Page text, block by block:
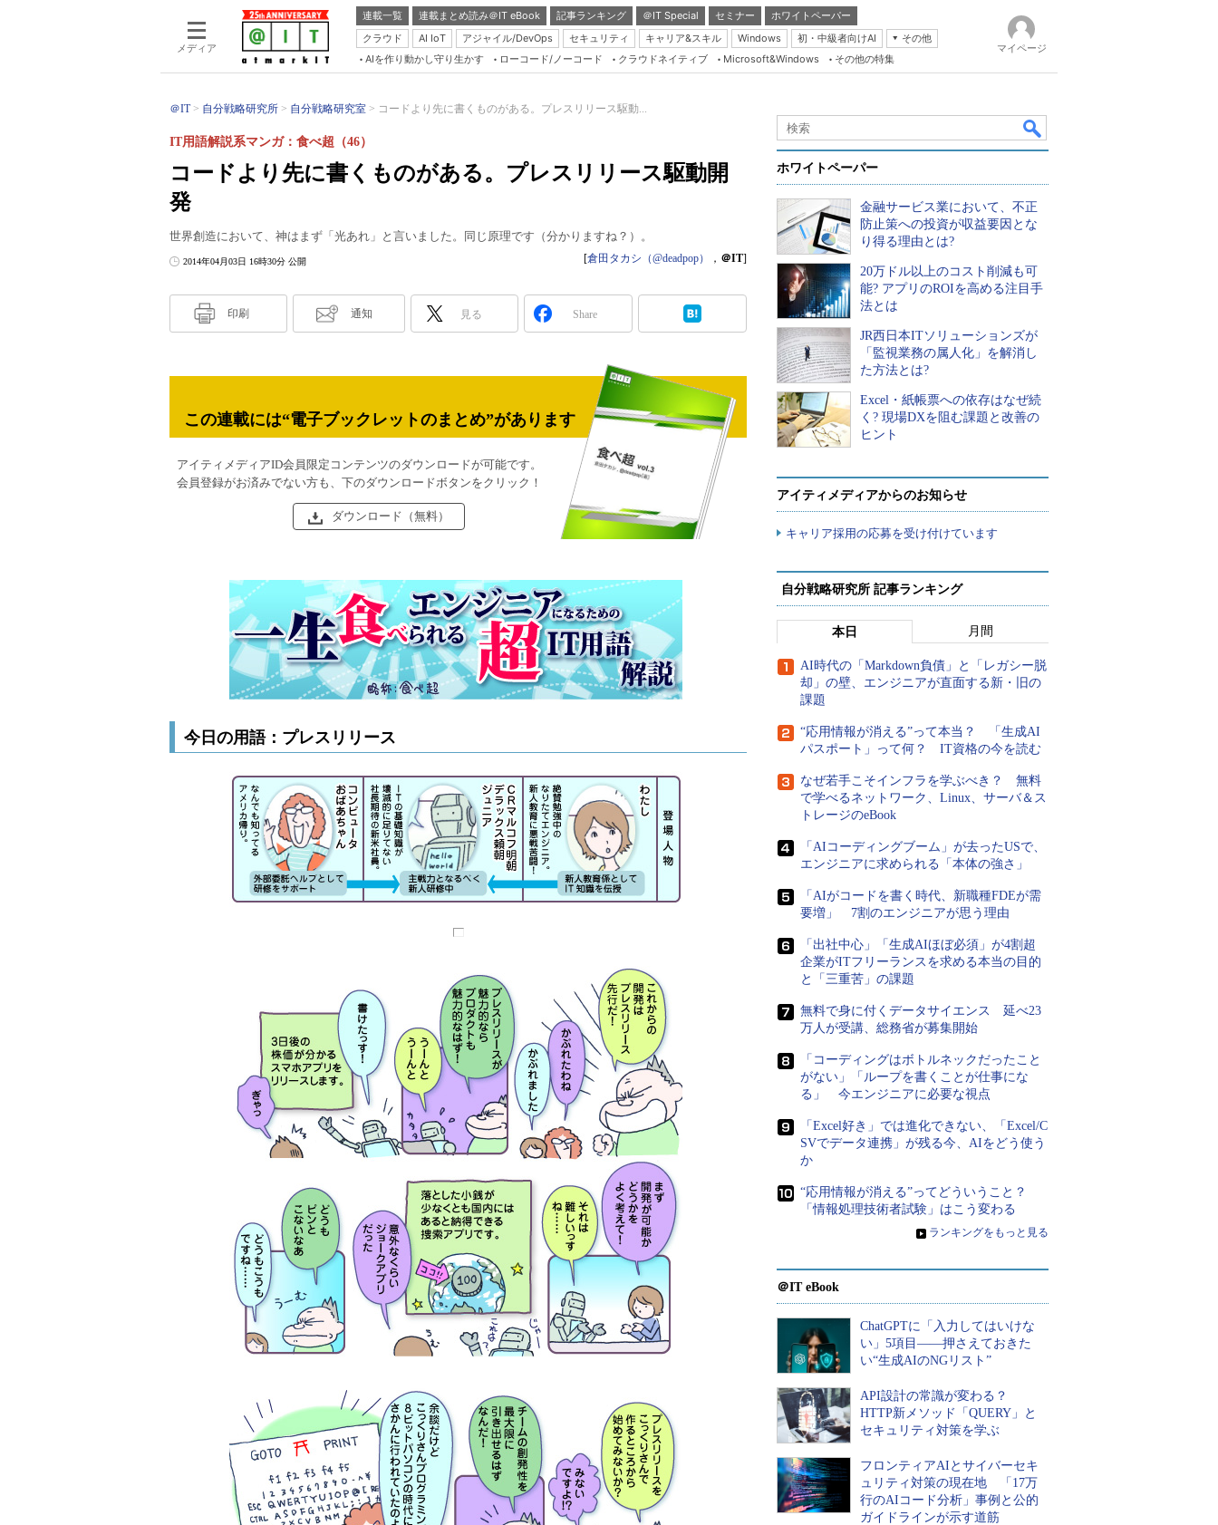
メディア
連載一覧 連載まとめ読み＠IT eBook 記事ランキング ＠IT Special セミナー
ホワイトペーパー
クラウド
AI IoT アジャイル/DevOps セキュリティ キャリア&スキル Windows 初・中級者向けAI
その他
Server & Storage
Java Agile
Database Expert
Master of IP Network
Test & Tools
ブログ
AIを作り動かし守り生かす ローコード/ノーコード クラウドネイティブ Microsoft&Windows その他の特集
マイページ
＠IT 自分戦略研究所 自分戦略研究室 コードより先に書くものがある。プレスリリース駆動...
コードより先に書くものがある。プレスリリース駆動開
発
IT用語解説系マンガ：食べ超（46）
世界創造において、神はまず「光あれ」と言いました。同じ原理です（分かりますね？）。
2014年04月03日 16時30分 公開 [倉田タカシ（@deadpop） ， ＠IT]
印刷 通知 見る Share
この連載には“電子ブックレットのまとめ”があります
アイティメディアID会員限定コンテンツのダウンロードが可能です。
会員登録がお済みでない方も、下のダウンロードボタンをクリック！
ダウンロード（無料）
今日の用語：プレスリリース
ホワイトペーパー
金融サービス業において、不正
防止策への投資が収益要因とな
り得る理由とは?
20万ドル以上のコスト削減も可
能? アプリのROIを高める注目手
法とは
JR西日本ITソリューションズが
「監視業務の属人化」を解消し
た方法とは?
Excel・紙帳票への依存はなぜ続
く? 現場DXを阻む課題と改善の
ヒント
アイティメディアからのお知らせ
キャリア採用の応募を受け付けています
自分戦略研究所 記事ランキング
本日 月間
AI時代の「Markdown負債」と「レガシー脱
却」の壁、エンジニアが直面する新・旧の
課題
“応用情報が消える”って本当？ 「生成AI
パスポート」って何？ IT資格の今を読む
なぜ若手こそインフラを学ぶべき？ 無料
で学べるネットワーク、Linux、サーバ＆ス
トレージのeBook
「AIコーディングブーム」が去ったUSで、
エンジニアに求められる「本体の強さ」
「AIがコードを書く時代、新職種FDEが需
要増」 7割のエンジニアが思う理由
「出社中心」「生成AIほぼ必須」が4割超
企業がITフリーランスを求める本当の目的
と「三重苦」の課題
無料で身に付くデータサイエンス 延べ23
万人が受講、総務省が募集開始
「コーディングはボトルネックだったこと
がない」「ループを書くことが仕事にな
る」 今エンジニアに必要な視点
「Excel好き」では進化できない、「Excel/C
SVでデータ連携」が残る今、AIをどう使う
か
“応用情報が消える”ってどういうこと？
「情報処理技術者試験」はこう変わる
» ランキングをもっと見る
＠IT eBook
ChatGPTに「入力してはいけな
い」5項目――押さえておきた
い“生成AIのNGリスト”
API設計の常識が変わる？
HTTP新メソッド「QUERY」と
セキュリティ対策を学ぶ
フロンティアAIとサイバーセキ
ュリティ対策の現在地 「17万
行のAIコード分析」事例と公的
ガイドラインが示す道筋